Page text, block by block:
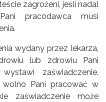
zagrożeni, jeśli nadal
pracodawca musi
wydany przez lekarza,
lub zdrowiu Pani
zaświadczenie.
Pani pracować w
zaświadczenie może